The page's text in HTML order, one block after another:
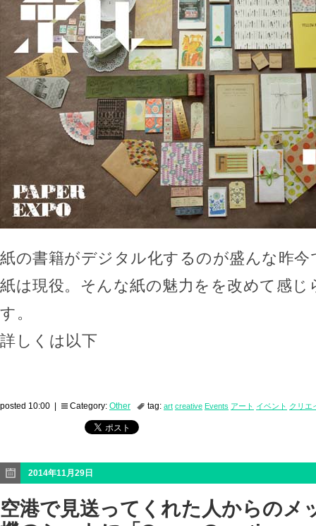
紙の書籍がデジタル化するのが盛んな昨
紙は現役。そんな紙の魅力をを改めて感じ
す。
詳しくは以下
posted 10:00 | Category: Other tag: art creative Events アート イベント クリエ
2014年11月29日
空港で見送ってくれた人からのメ